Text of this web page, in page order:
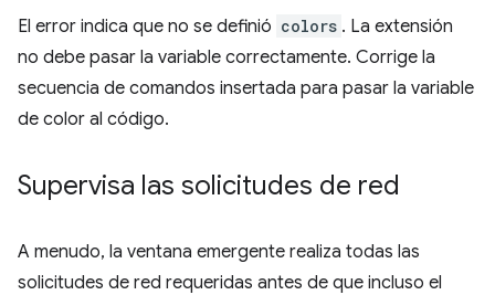
El error indica que no se definió colors . La extensión
no debe pasar la variable correctamente. Corrige la
secuencia de comandos insertada para pasar la variable
de color al código.
Supervisa las solicitudes de red
A menudo, la ventana emergente realiza todas las
solicitudes de red requeridas antes de que incluso el